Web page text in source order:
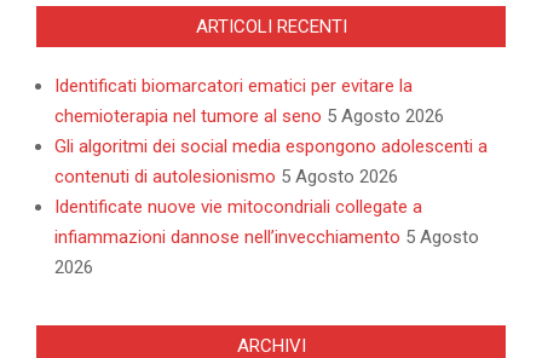
ARTICOLI RECENTI
Identificati biomarcatori ematici per evitare la
chemioterapia nel tumore al seno 5 Agosto 2026
Gli algoritmi dei social media espongono adolescenti a
contenuti di autolesionismo 5 Agosto 2026
Identificate nuove vie mitocondriali collegate a
infiammazioni dannose nell’invecchiamento 5 Agosto
2026
ARCHIVI